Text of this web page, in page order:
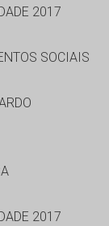
2017
SOCIAIS
2017